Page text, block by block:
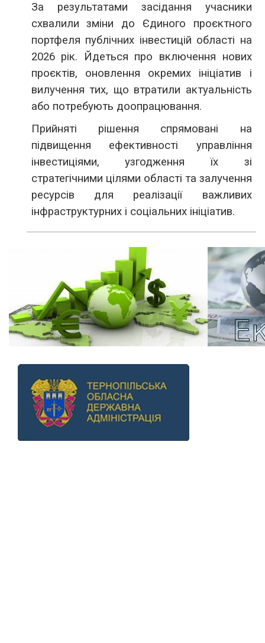
За результатами засідання учасники
схвалили зміни до Єдиного проєктного
портфеля публічних інвестицій області на
2026 рік. Йдеться про включення нових
проєктів, оновлення окремих ініціатив і
вилучення тих, що втратили актуальність
або потребують доопрацювання.
Прийняті рішення спрямовані на
підвищення ефективності управління
інвестиціями, узгодження їх зі
стратегічними цілями області та залучення
ресурсів для реалізації важливих
інфраструктурних і соціальних ініціатив.
Previous